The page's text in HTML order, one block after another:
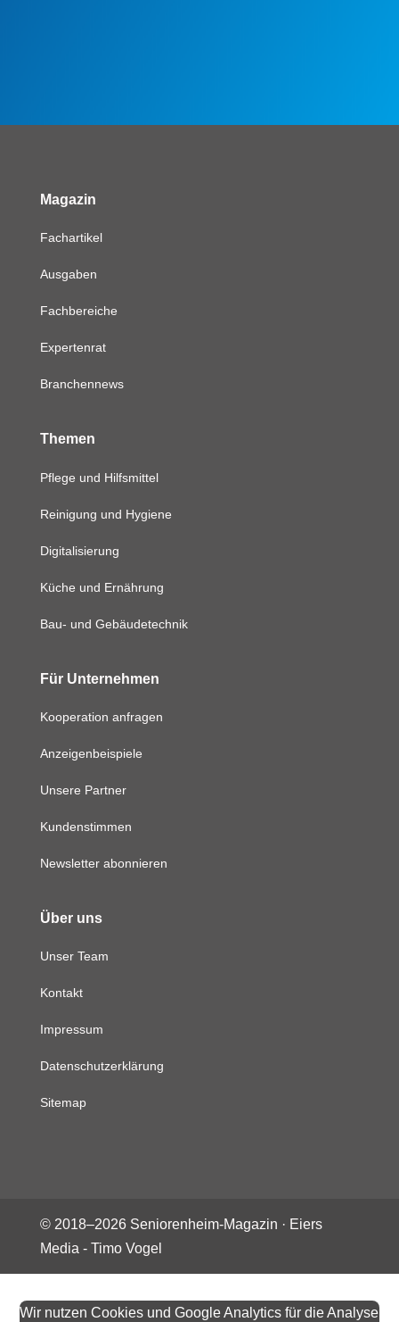
Magazin
Fachartikel
Ausgaben
Fachbereiche
Expertenrat
Branchennews
Themen
Pflege und Hilfsmittel
Reinigung und Hygiene
Digitalisierung
Küche und Ernährung
Bau- und Gebäudetechnik
Für Unternehmen
Kooperation anfragen
Anzeigenbeispiele
Unsere Partner
Kundenstimmen
Newsletter abonnieren
Über uns
Unser Team
Kontakt
Impressum
Datenschutzerklärung
Sitemap
© 2018–2026Seniorenheim-Magazin · Eiers
Media - Timo Vogel
Wir nutzen Cookies und Google Analytics für die Analyse